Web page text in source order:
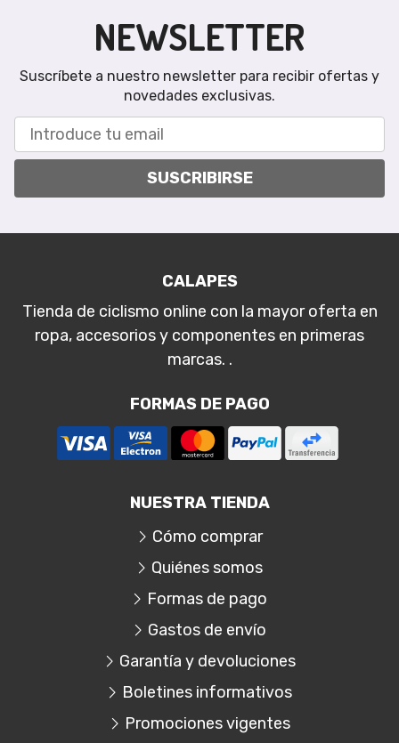
NEWSLETTER
Suscríbete a nuestro newsletter para recibir ofertas y
novedades exclusivas.
SUSCRIBIRSE
CALAPES
Tienda de ciclismo online con la mayor oferta en
ropa, accesorios y componentes en primeras
marcas. .
FORMAS DE PAGO
NUESTRA TIENDA
Cómo comprar
Quiénes somos
Formas de pago
Gastos de envío
Garantía y devoluciones
Boletines informativos
Promociones vigentes